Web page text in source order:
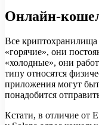
Онлайн-
Все криптохранилища
«горячие», они
«холодные», они
типу относятся
приложения могут
понадобится
Кстати, в отличие от